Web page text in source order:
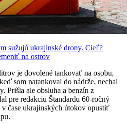
sužujú ukrajinské drony. Cieľ?
na ostrov
je dovolené tankovať na osobu,
som natankoval do nádrže, nechal
Prišla ale obsluha a benzín z
pre redakciu Štandardu 60-ročný
čase ukrajinských útokov opustiť